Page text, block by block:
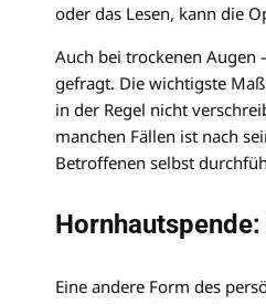
oder das Lesen, kann die
Auch bei trockenen Augen
gefragt. Die wichtigste
in der Regel nicht
manchen Fällen ist nach
Betroffenen selbst
Eine andere Form des